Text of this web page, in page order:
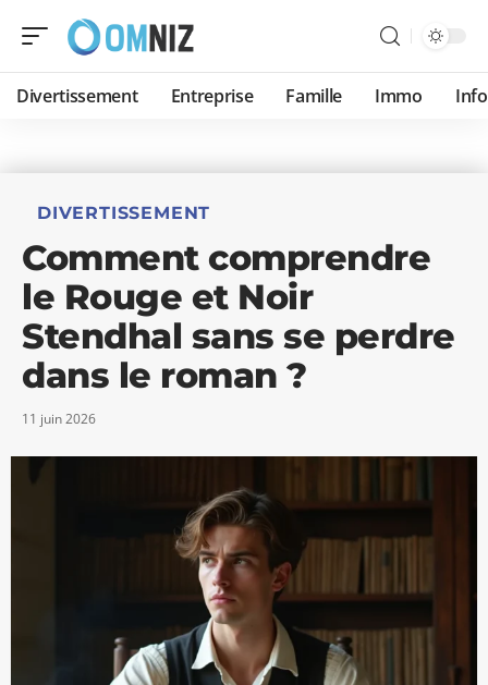
Divertissement Entreprise Famille Immo
DIVERTISSEMENT
Comment comprendre
le Rouge et Noir
Stendhal sans se perdre
dans le roman ?
11 juin 2026